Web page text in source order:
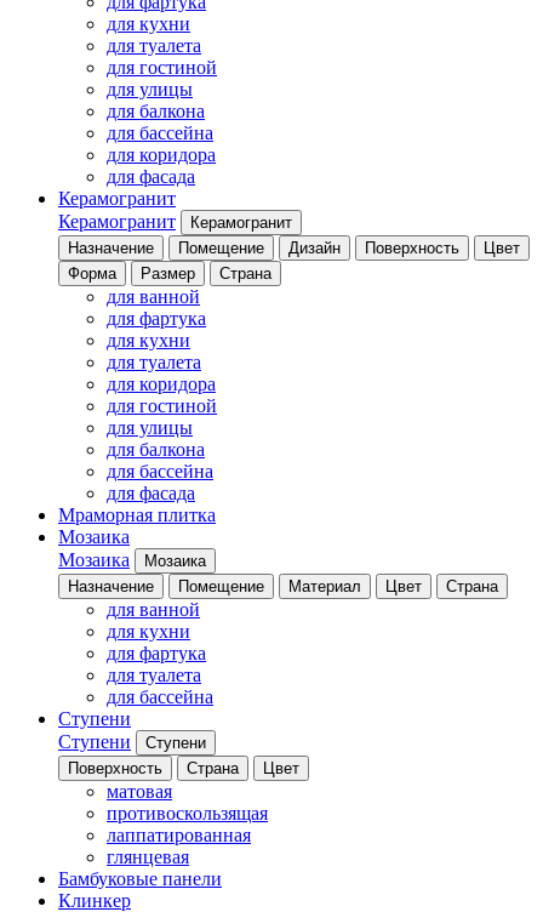
для кухни
для туалета
для гостиной
для улицы
для балкона
для бассейна
для коридора
для фасада
Керамогранит
Керамогранит
Керамогранит
Назначение
Помещение Дизайн Поверхность
Цвет
Форма
Размер Страна
для ванной
для фартука
для кухни
для туалета
для коридора
для гостиной
для улицы
для балкона
для бассейна
для фасада
Мраморная плитка
Мозаика
Мозаика
Мозаика
Назначение
Помещение Материал Цвет Страна
для ванной
для кухни
для фартука
для туалета
для бассейна
Ступени
Ступени
Ступени
Поверхность
Страна Цвет
матовая
противоскользящая
лаппатированная
глянцевая
Бамбуковые панели
Клинкер